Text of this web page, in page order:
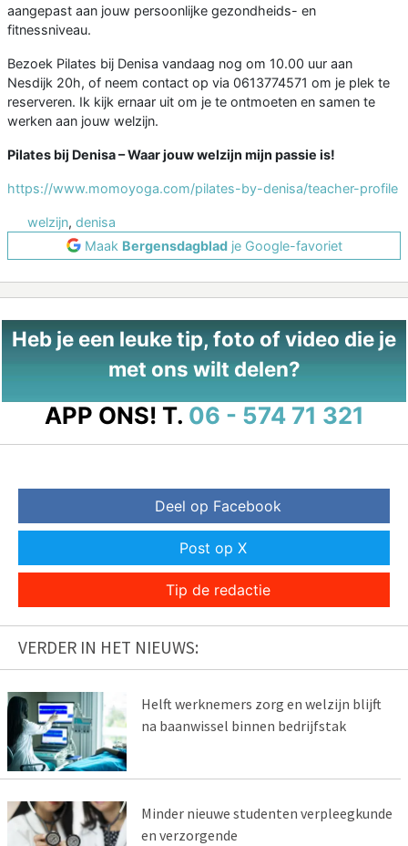
aangepast aan jouw persoonlijke gezondheids- en
fitnessniveau.
Bezoek Pilates bij Denisa vandaag nog om 10.00 uur aan
Nesdijk 20h, of neem contact op via 0613774571 om je plek te
reserveren. Ik kijk ernaar uit om je te ontmoeten en samen te
werken aan jouw welzijn.
Pilates bij Denisa – Waar jouw welzijn mijn passie is!
https://www.momoyoga.com/pilates-by-denisa/teacher-profile
welzijn, denisa
Maak Bergensdagbladje Google-favoriet
Heb je een leuke tip, foto of video die je
met ons wilt delen?
APP ONS! T. 06 - 574 71 321
Deel op Facebook
Post op X
Tip de redactie
VERDER IN HET NIEUWS:
Helft werknemers zorg en welzijn blijft
na baanwissel binnen bedrijfstak
Minder nieuwe studenten verpleegkunde
en verzorgende